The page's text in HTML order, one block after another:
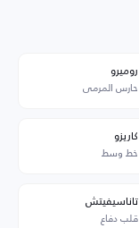
روميرو
حارس المرمى
كاريزو
خط وسط
تاناسيفيتش
قلب دفاع